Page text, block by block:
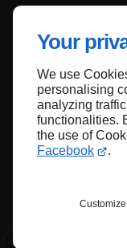
Your
We use
personalising
analyzing
functionalities.
the use of
Facebook
.
Customize